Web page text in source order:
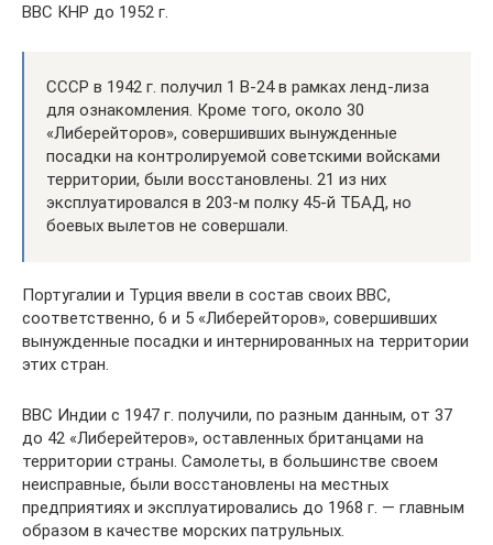
ВВС КНР до 1952 г.
СССР в 1942 г. получил 1 В-24 в рамках ленд-лиза
для ознакомления. Кроме того, около 30
«Либерейторов», совершивших вынужденные
посадки на контролируемой советскими войсками
территории, были восстановлены. 21 из них
эксплуатировался в 203-м полку 45-й ТБАД, но
боевых вылетов не совершали.
Португалии и Турция ввели в состав своих ВВС,
соответственно, 6 и 5 «Либерейторов», совершивших
вынужденные посадки и интернированных на территории
этих стран.
ВВС Индии с 1947 г. получили, по разным данным, от 37
до 42 «Либерейтеров», оставленных британцами на
территории страны. Самолеты, в большинстве своем
неисправные, были восстановлены на местных
предприятиях и эксплуатировались до 1968 г. — главным
образом в качестве морских патрульных.